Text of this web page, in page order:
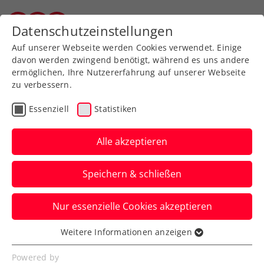
Zurück zur Newsübersicht
Turniere
ATP-Challenger Roseto
degli Abruzzi: Misolic
erreicht erstes Finale seit
Kitzbühel
Auch Sebastian Ofner hat in Oeiras eine
weitere starke Turnierwoche verbuchen
können.
Datenschutzeinstellungen
Auf unserer Webseite werden Cookies verwendet. Einige
davon werden zwingend benötigt, während es uns andere
ermöglichen, Ihre Nutzererfahrung auf unserer Webseite
zu verbessern.
Essenziell Statistiken
Alle akzeptieren
Speichern & schließen
Nur essenzielle Cookies akzeptieren
Essenziell
Essenzielle Cookies werden für grundlegende
Weitere Informationen anzeigen
Powered by